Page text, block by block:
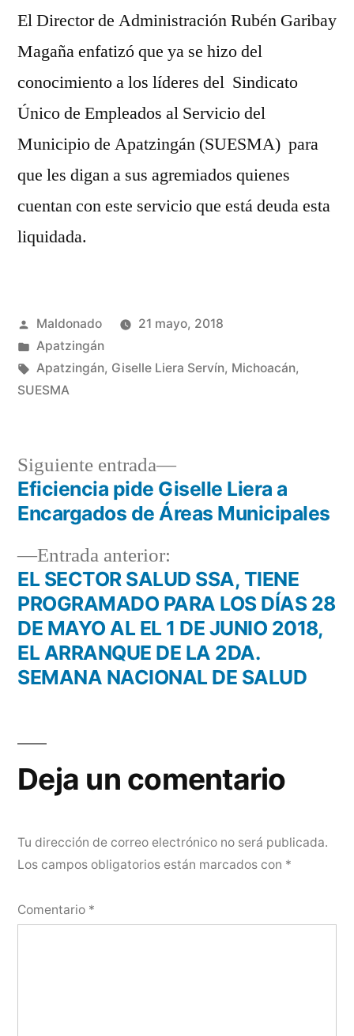
El Director de Administración Rubén Garibay
Magaña enfatizó que ya se hizo del
conocimiento a los líderes del Sindicato
Único de Empleados al Servicio del
Municipio de Apatzingán (SUESMA) para
que les digan a sus agremiados quienes
cuentan con este servicio que está deuda esta
liquidada.
Publicado
por
Maldonado
21 mayo, 2018
Publicada
en
Apatzingán
Etiquetas:
Apatzingán, Giselle Liera Servín, Michoacán,
SUESMA
Navegación
entradas
Entrada anterior:
anterior:
EL SECTOR SALUD SSA, TIENE
PROGRAMADO PARA LOS DÍAS 28
DE MAYO AL EL 1 DE JUNIO 2018,
EL ARRANQUE DE LA 2DA.
SEMANA NACIONAL DE SALUD
Siguiente entrada
Siguiente
entrada:
Eficiencia pide Giselle Liera a
Encargados de Áreas Municipales
Deja un comentario
Tu dirección de correo electrónico no será publicada.
Los campos obligatorios están marcados con *
Comentario *